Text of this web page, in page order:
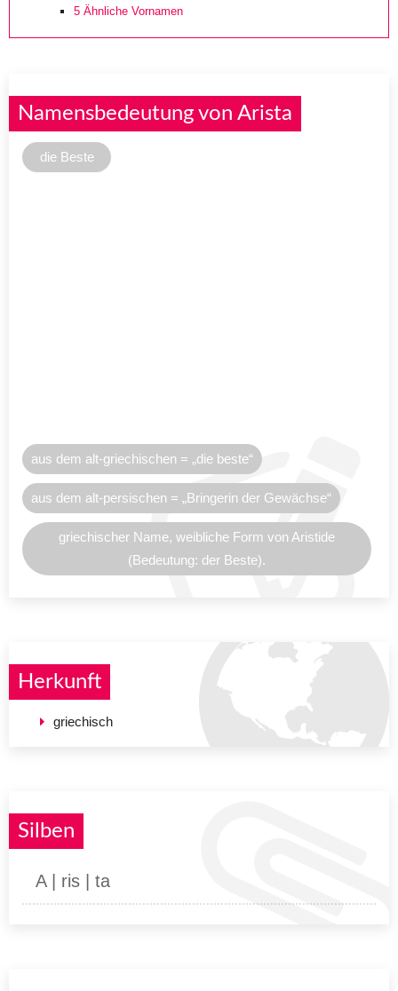
5 Ähnliche Vornamen
Namensbedeutung von Arista
die Beste
aus dem alt-griechischen = „die beste“
aus dem alt-persischen = „Bringerin der Gewächse“
griechischer Name, weibliche Form von Aristide
(Bedeutung: der Beste).
Herkunft
griechisch
Silben
A | ris | ta